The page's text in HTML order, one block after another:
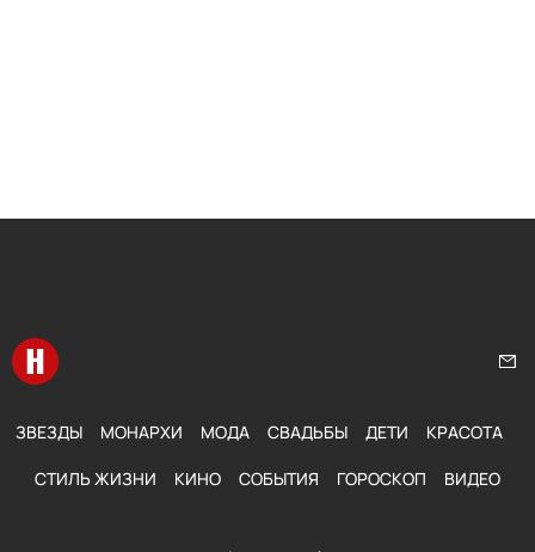
Перейти на главную
ЗВЕЗДЫ МОНАРХИ МОДА СВАДЬБЫ ДЕТИ КРАСОТА
СТИЛЬ ЖИЗНИ КИНО СОБЫТИЯ ГОРОСКОП ВИДЕО